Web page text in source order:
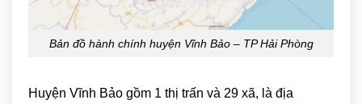
Bản đồ hành chính huyện Vĩnh Bảo – TP Hải Phòng
Huyện Vĩnh Bảo gồm 1 thị trấn và 29 xã, là địa